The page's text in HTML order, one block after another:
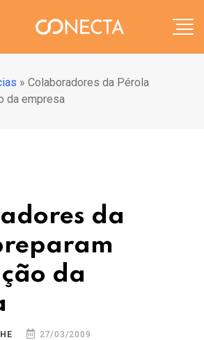
» Colaboradores da Pérola
da empresa
da
da
27/03/2009